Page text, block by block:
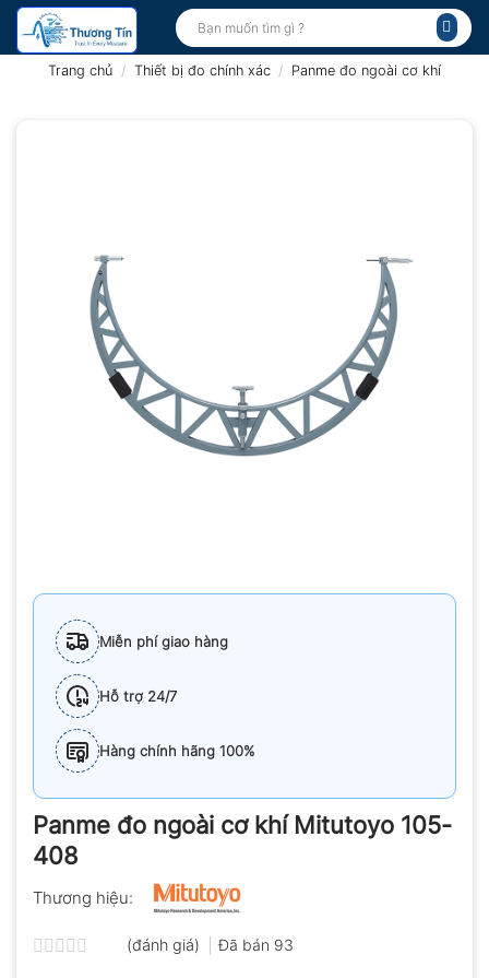
Bỏ
qua
Tìm
kiếm:
Trang chủ / Thiết bị đo chính xác / Panme đo ngoài cơ khí
Miễn phí giao hàng
Hỗ trợ 24/7
Hàng chính hãng 100%
Panme đo ngoài cơ khí Mitutoyo 105-
408
Thương hiệu:
(đánh giá) Đã bán 93